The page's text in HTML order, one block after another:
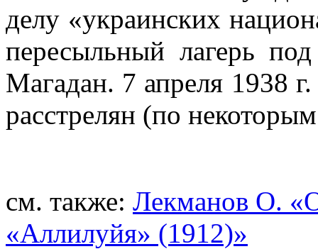
делу «украинских
пересыльный лагерь
Магадан. 7 апреля 1938
расстрелян (по
см. также: Лекманов О.
«Аллилуйя» (1912)»